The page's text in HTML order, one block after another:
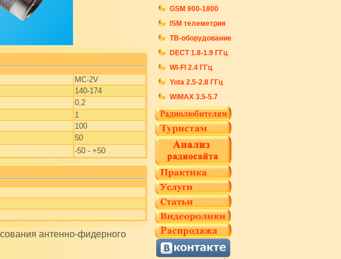
MC-2V
140-174
0,2
1
100
50
-50 - +50
GSM 900-1800
ISM телеметрия
ТВ-оборудование
DECT 1.8-1.9 ГГц
WI-FI 2.4 ГГц
Yota 2.5-2.8 ГГц
WiMAX 3.5-5.7